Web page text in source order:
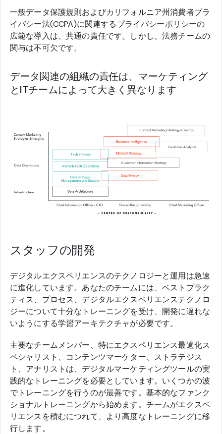
一般データ保護規則およびカリフォルニア州消費者プラ
イバシー法(CCPA)に関連するプライバシーポリシーの
広範な導入は、共通の責任です。しかし、法務チームの
関与は不可欠です。
データ関連の組織の責任は、マーケティング
とITチームによって大きく異なります
スタッフの開発
デジタルエクスペリエンスのテクノロジーと運用は急速
に進化しています。あなたのチームには、ベストプラク
ティス、プロセス、デジタルエクスペリエンステクノロ
ジーについて十分なトレーニングを受け、開発に遅れな
いようにする学習アーキテクチャが必要です。
主要なチームメンバー、特にエクスペリエンス最適化ス
ペシャリスト、コンテンツマーケター、ストラテジス
ト、アナリストは、デジタルマーケティングツールの実
践的なトレーニングを必要としています。いくつかの波
でトレーニングを行うのが最善です。基本的なファンク
ショナルトレーニングから始めます。チームがエクスペ
リエンスを積むにつれて、より高度なトレーニングに移
行します。